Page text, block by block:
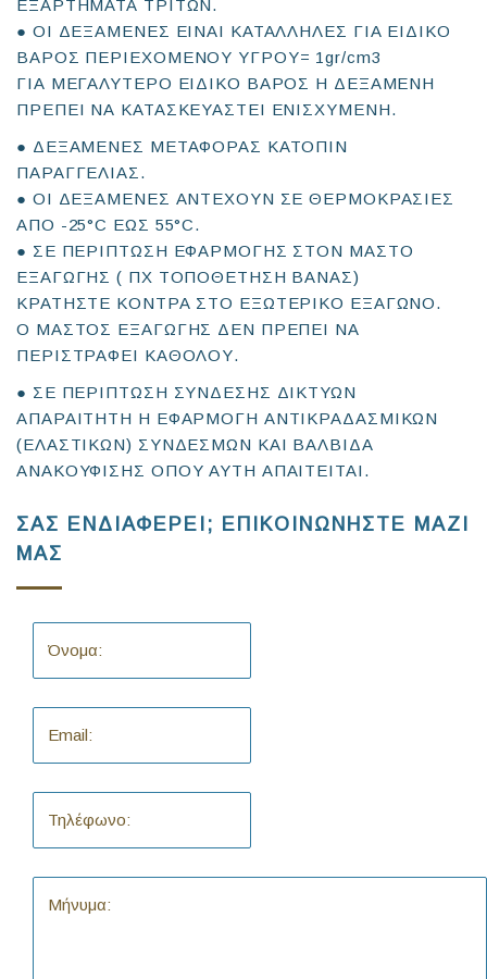
ΕΞΑΡΤΗΜΑΤΑ ΤΡΙΤΩΝ.
● ΟΙ ΔΕΞΑΜΕΝΕΣ ΕΙΝΑΙ ΚΑΤΑΛΛΗΛΕΣ ΓΙΑ ΕΙΔΙΚΟ
ΒΑΡΟΣ ΠΕΡΙΕΧΟΜΕΝΟΥ ΥΓΡΟΥ= 1gr/cm3
ΓΙΑ ΜΕΓΑΛΥΤΕΡΟ ΕΙΔΙΚΟ ΒΑΡΟΣ Η ΔΕΞΑΜΕΝΗ
ΠΡΕΠΕΙ ΝΑ ΚΑΤΑΣΚΕΥΑΣΤΕΙ ΕΝΙΣΧΥΜΕΝΗ.
● ΔΕΞΑΜΕΝΕΣ ΜΕΤΑΦΟΡΑΣ ΚΑΤΟΠΙΝ
ΠΑΡΑΓΓΕΛΙΑΣ.
● ΟΙ ΔΕΞΑΜΕΝΕΣ ΑΝΤΕΧΟΥΝ ΣΕ ΘΕΡΜΟΚΡΑΣΙΕΣ
ΑΠΟ -25°C ΕΩΣ 55°C.
● ΣΕ ΠΕΡΙΠΤΩΣΗ ΕΦΑΡΜΟΓΗΣ ΣΤΟΝ ΜΑΣΤΟ
ΕΞΑΓΩΓΗΣ ( ΠΧ ΤΟΠΟΘΕΤΗΣΗ ΒΑΝΑΣ)
ΚΡΑΤΗΣΤΕ ΚΟΝΤΡΑ ΣΤΟ ΕΞΩΤΕΡΙΚΟ ΕΞΑΓΩΝΟ.
Ο ΜΑΣΤΟΣ ΕΞΑΓΩΓΗΣ ΔΕΝ ΠΡΕΠΕΙ ΝΑ
ΠΕΡΙΣΤΡΑΦΕΙ ΚΑΘΟΛΟΥ.
● ΣΕ ΠΕΡΙΠΤΩΣΗ ΣΥΝΔΕΣΗΣ ΔΙΚΤΥΩΝ
ΑΠΑΡΑΙΤΗΤΗ Η ΕΦΑΡΜΟΓΗ ΑΝΤΙΚΡΑΔΑΣΜΙΚΩΝ
(ΕΛΑΣΤΙΚΩΝ) ΣΥΝΔΕΣΜΩΝ ΚΑΙ ΒΑΛΒΙΔΑ
ΑΝΑΚΟΥΦΙΣΗΣ ΟΠΟΥ ΑΥΤΗ ΑΠΑΙΤΕΙΤΑΙ.
ΣΑΣ ΕΝΔΙΑΦΕΡΕΙ; ΕΠΙΚΟΙΝΩΝΗΣΤΕ ΜΑΖΙ
ΜΑΣ